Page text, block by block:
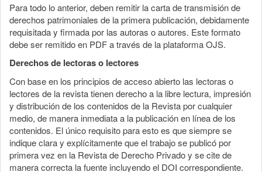
Para todo lo anterior, deben remitir la carta de transmisión de
derechos patrimoniales de la primera publicación, debidamente
requisitada y firmada por las autoras o autores. Este formato
debe ser remitido en PDF a través de la plataforma OJS.
Derechos de lectoras o lectores
Con base en los principios de acceso abierto las lectoras o
lectores de la revista tienen derecho a la libre lectura, impresión
y distribución de los contenidos de la Revista por cualquier
medio, de manera inmediata a la publicación en línea de los
contenidos. El único requisito para esto es que siempre se
indique clara y explícitamente que el trabajo se publicó por
primera vez en la Revista de Derecho Privado y se cite de
manera correcta la fuente incluyendo el DOI correspondiente.